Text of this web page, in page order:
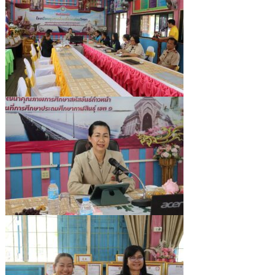
วัน
สำหรับ
นักเรียน
และ
งบ
ประมาณ
อาคาร